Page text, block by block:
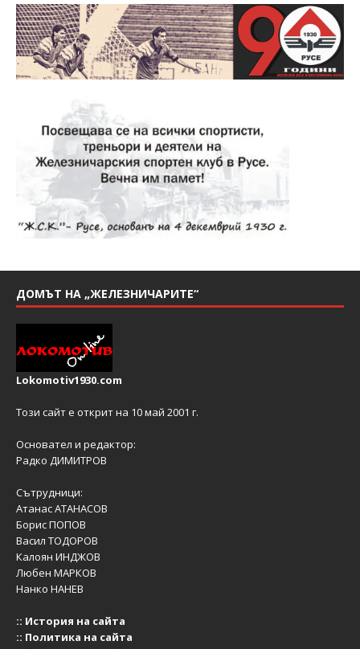
ДОМЪТ НА „ЖЕЛЕЗНИЧАРИТЕ“
Lokomotiv1930.com
Този сайт е открит на 10 май 2001 г.
Основател и редактор:
Радко ДИМИТРОВ
Сътрудници:
Атанас АТАНАСОВ
Борис ПОПОВ
Васил ТОДОРОВ
Калоян ИНДЖОВ
Любен МАРКОВ
Нанко НАНЕВ
:: История на сайта
:: Политика на сайта